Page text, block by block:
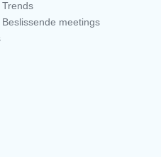
Trends
Beslissende meetings